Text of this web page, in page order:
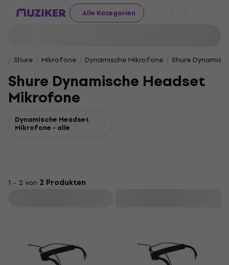
Alle Kategorien
Shure Mikrofone Dynamische Mikrofone Shure
Shure Dynamische Headset
Mikrofone
Dynamische Headset
Mikrofone - alle
1 - 2 von 2 Produkten